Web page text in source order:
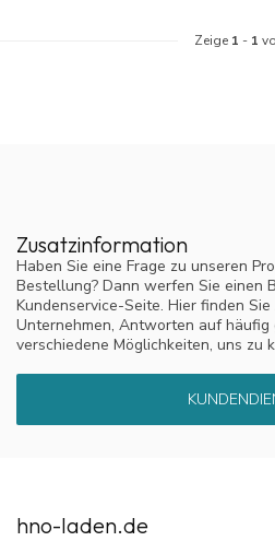
Zeige 1 - 1
Zusatzinformation
Haben Sie eine Frage zu unseren
Bestellung? Dann werfen Sie einen
Kundenservice-Seite. Hier finden
Unternehmen, Antworten auf häufig
verschiedene Möglichkeiten, uns zu
hno-laden.de